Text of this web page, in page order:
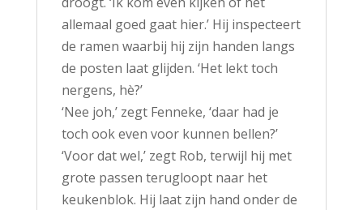
allemaal goed gaat hier.’ Hij inspecteert
de ramen waarbij hij zijn handen langs
de posten laat glijden. ‘Het lekt toch
nergens, hè?’
‘Nee joh,’ zegt Fenneke, ‘daar had je
toch ook even voor kunnen bellen?’
‘Voor dat wel,’ zegt Rob, terwijl hij met
grote passen terugloopt naar het
keukenblok. Hij laat zijn hand onder de